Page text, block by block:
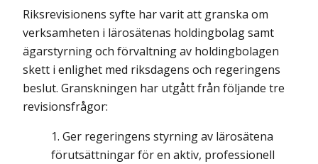
Riksrevisionens syfte har varit att granska om
verksamheten i lärosätenas holdingbolag samt
ägarstyrning och förvaltning av holdingbolagen
skett i enlighet med riksdagens och regeringens
beslut. Granskningen har utgått från följande tre
revisionsfrågor:
Ger regeringens styrning av lärosätena
förutsättningar för en aktiv, professionell